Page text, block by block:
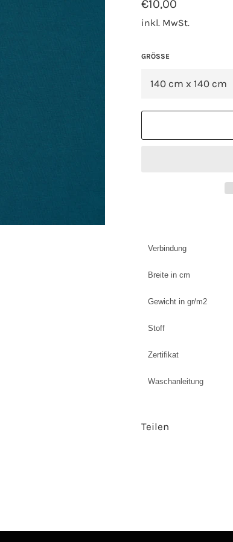
Preis
€10,00
inkl. MwSt.
GRÖSSE
Verbindung
Breite in cm
Gewicht in gr/m2
Stoff
Zertifikat
Waschanleitung
Teilen